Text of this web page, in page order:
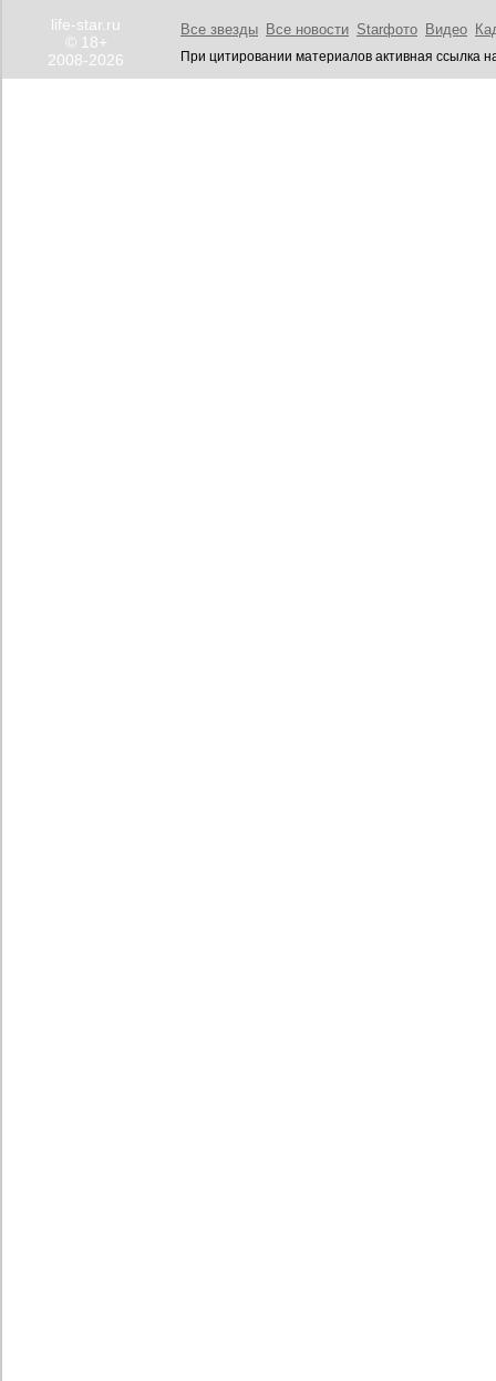
life-star.ru
© 18+
2008-2026
Все звезды Все новости Starфото Видео
При цитировании материалов активная ссылка